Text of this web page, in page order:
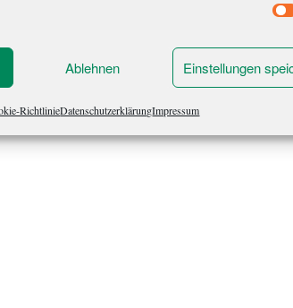
Ablehnen Einstellungen
RichtlinieDatenschutzerklärungImpressum